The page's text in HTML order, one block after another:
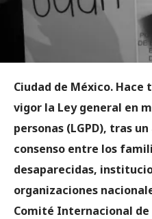
Ciudad de México. Hace
vigor la Ley general en
personas (LGPD), tras
consenso entre los
desaparecidas,
organizaciones
Comité Internacional de